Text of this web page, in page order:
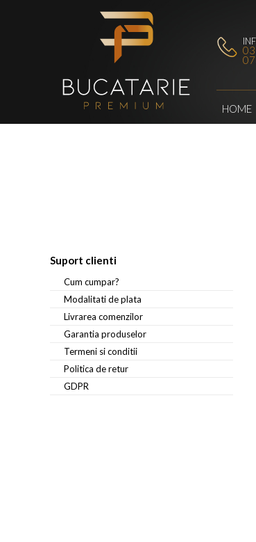
HOME
Suport clienti
Cum cumpar?
Modalitati de plata
Livrarea comenzilor
Garantia produselor
Termeni si conditii
Politica de retur
GDPR